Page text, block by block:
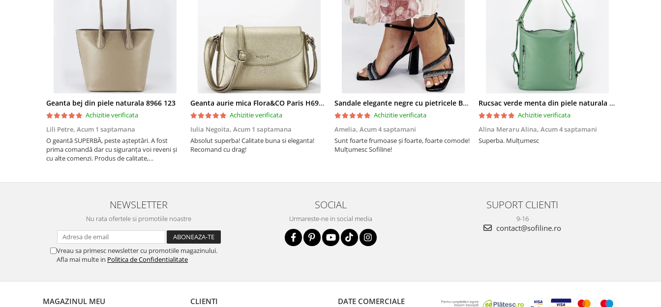
Geanta bej din piele naturala 8966 123
Achizitie verificata
Lili Petre, Acum 1 saptamana
O geantă SUPERBĂ, peste așteptări. A fost
prima comandă dar cu siguranța voi reveni și
cu alte comenzi. Produs de calitate,
SOFILINE!!!
Geanta aurie mica Flora&CO Paris H6930 16
Achizitie verificata
Iulia Negoita, Acum 1 saptamana
Absolut superba! Calitate buna si eleganta!
Recomand cu drag!
Sandale elegante negre cu pietricele BZF8778 M12
Achizitie verificata
Amelia, Acum 4 saptamani
Sunt foarte frumoase şi foarte, foarte comode!
Mulţumesc Sofiline!
Rucsac verde menta din piele naturala 2 in 1 Lucia 121
Achizitie verificata
Alina Meraru Alina, Acum 4 saptamani
Superba. Mulțumesc
NEWSLETTER
Nu rata ofertele si promotiile noastre
Vreau sa primesc newsletter cu promotiile magazinului.
Afla mai multe in Politica de Confidentialitate
SOCIAL
Urmareste-ne in social media
SUPORT CLIENTI
9-16
contact@sofiline.ro
MAGAZINUL MEU CLIENTI DATE COMERCIALE